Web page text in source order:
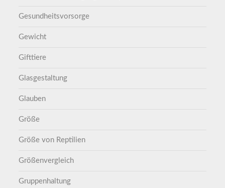
Gesundheitsvorsorge
Gewicht
Gifttiere
Glasgestaltung
Glauben
Größe
Größe von Reptilien
Größenvergleich
Gruppenhaltung